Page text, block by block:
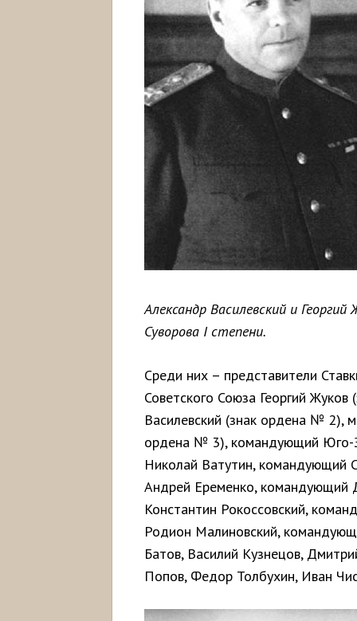
Александр Василевский и
Суворова I степени.
Среди них – представители
Советского Союза Георгий
Василевский (знак ордена № 2),
ордена № 3), командующий Юго-
Николай Ватутин, командующий
Андрей Еременко, командующий
Константин Рокоссовский,
Родион Малиновский,
Батов, Василий Кузнецов,
Попов, Федор Толбухин, Иван